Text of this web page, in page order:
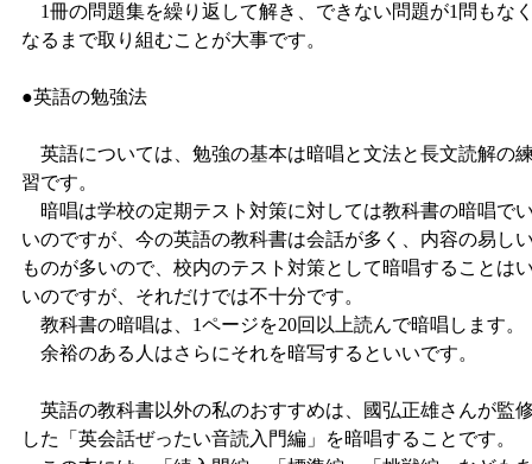
1冊の問題集を繰り返して解き、できない問題が1問もな
なるまで取り組むことが大事です。
●英語の勉強法
英語については、勉強の基本は暗唱と文法と長文読解の
習です。
暗唱は学校の定期テスト対策に対しては教科書の暗唱で
いのですが、今の英語の教科書は会話が多く、内容の易し
ものが多いので、校内のテスト対策として暗唱することは
いのですが、それだけでは不十分です。
教科書の暗唱は、1ページを20回以上読んで暗唱します。
余裕のある人はさらにそれを暗写するといいです。
英語の教科書以外の私のおすすめは、國弘正雄さんが監
した「英会話ぜったい音読入門編」を暗唱することです。